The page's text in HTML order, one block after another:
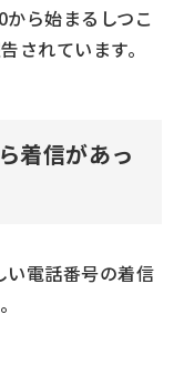
ら始まるしつこ
されています。
着信があっ
電話番号の着信